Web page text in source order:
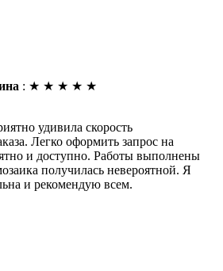
: ★ ★ ★ ★ ★
удивила скорость
Легко оформить запрос на
и доступно. Работы выполнены
получилась невероятной. Я
и рекомендую всем.